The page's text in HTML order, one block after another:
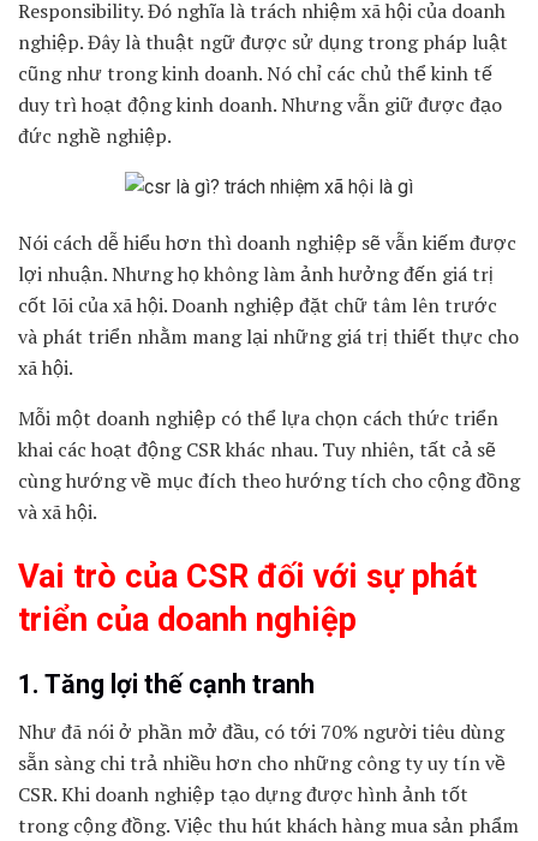
Responsibility. Đó nghĩa là trách nhiệm xã hội của doanh
nghiệp. Đây là thuật ngữ được sử dụng trong pháp luật
cũng như trong kinh doanh. Nó chỉ các chủ thể kinh tế
duy trì hoạt động kinh doanh. Nhưng vẫn giữ được đạo
đức nghề nghiệp.
Nói cách dễ hiểu hơn thì doanh nghiệp sẽ vẫn kiếm được
lợi nhuận. Nhưng họ không làm ảnh hưởng đến giá trị
cốt lõi của xã hội. Doanh nghiệp đặt chữ tâm lên trước
và phát triển nhằm mang lại những giá trị thiết thực cho
xã hội.
Mỗi một doanh nghiệp có thể lựa chọn cách thức triển
khai các hoạt động CSR khác nhau. Tuy nhiên, tất cả sẽ
cùng hướng về mục đích theo hướng tích cho cộng đồng
và xã hội.
Vai trò của CSR đối với sự phát
triển của doanh nghiệp
1. Tăng lợi thế cạnh tranh
Như đã nói ở phần mở đầu, có tới 70% người tiêu dùng
sẵn sàng chi trả nhiều hơn cho những công ty uy tín về
CSR. Khi doanh nghiệp tạo dựng được hình ảnh tốt
trong cộng đồng. Việc thu hút khách hàng mua sản phẩm